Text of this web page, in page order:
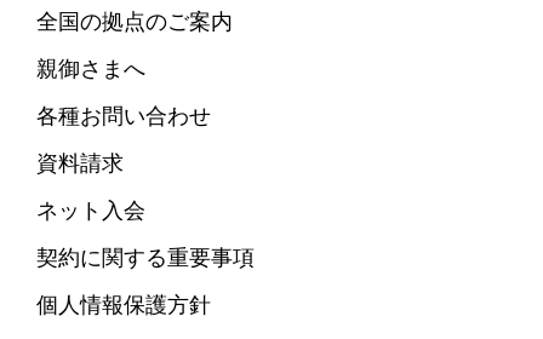
全国の拠点のご案内
親御さまへ
各種お問い合わせ
資料請求
ネット入会
契約に関する重要事項
個人情報保護方針